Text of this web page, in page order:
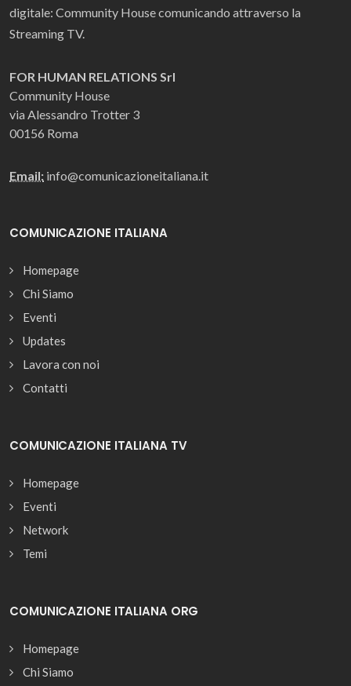
digitale: Community House comunicando attraverso la
Streaming TV.
FOR HUMAN RELATIONS Srl
Community House
via Alessandro Trotter 3
00156 Roma
Email: info@comunicazioneitaliana.it
COMUNICAZIONE ITALIANA
Homepage
Chi Siamo
Eventi
Updates
Lavora con noi
Contatti
COMUNICAZIONE ITALIANA TV
Homepage
Eventi
Network
Temi
COMUNICAZIONE ITALIANA ORG
Homepage
Chi Siamo